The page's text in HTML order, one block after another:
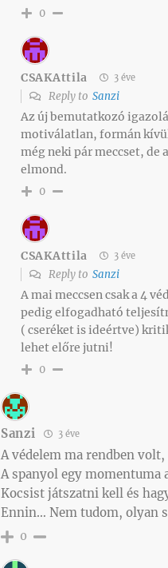
0
CSAKAttila 3 éve
Reply to Sanzi
Az új bemutatkozó
motiválatlan, formán
még neki pár meccset, de
elmond.
0
CSAKAttila 3 éve
Reply to Sanzi
A mai meccsen csak a 4
pedig elfogadható
( cseréket is ideértve)
lehet előre jutni!
0
Sanzi 3 éve
A védelem ma rendben
A spanyol egy momentuma
Kocsist játszatni kell és
Ennin… Nem tudom, olyan
0